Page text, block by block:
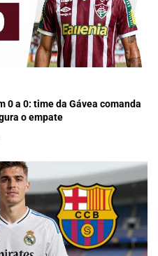
0 a 0: time da Gávea comanda
o empate